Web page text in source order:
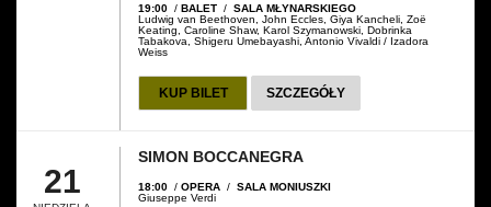
19:00 / BALET / SALA MŁYNARSKIEGO
Ludwig van Beethoven, John Eccles, Giya Kancheli, Zoë
Keating, Caroline Shaw, Karol Szymanowski, Dobrinka
Tabakova, Shigeru Umebayashi, Antonio Vivaldi / Izadora
Weiss
KUP BILET SZCZEGÓŁY
21
SIMON BOCCANEGRA
18:00 / OPERA / SALA MONIUSZKI
Giuseppe Verdi